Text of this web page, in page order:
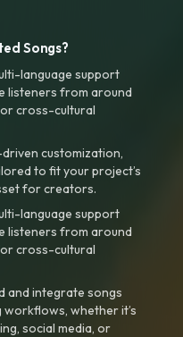
Songs?
language support
listeners from around
cross-cultural
customization,
to fit your project’s
for creators.
language support
listeners from around
cross-cultural
and integrate songs
whether it’s
social media, or